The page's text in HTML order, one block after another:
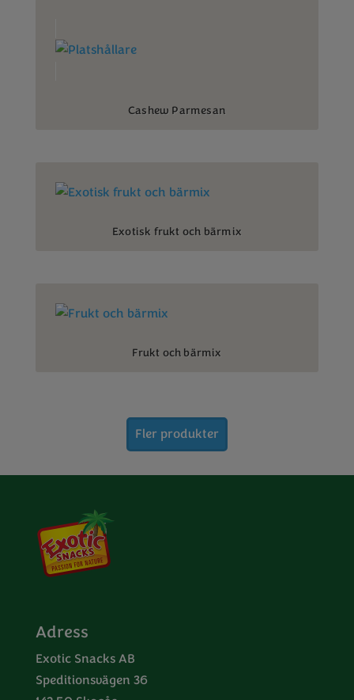
Cashew Parmesan
Exotisk frukt och bärmix
Frukt och bärmix
Fler produkter
Adress
Exotic Snacks AB
Speditionsvägen 36